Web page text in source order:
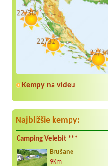
Kempy na videu
Najbližšie kempy:
Camping Velebit ***
Brušane
9Km